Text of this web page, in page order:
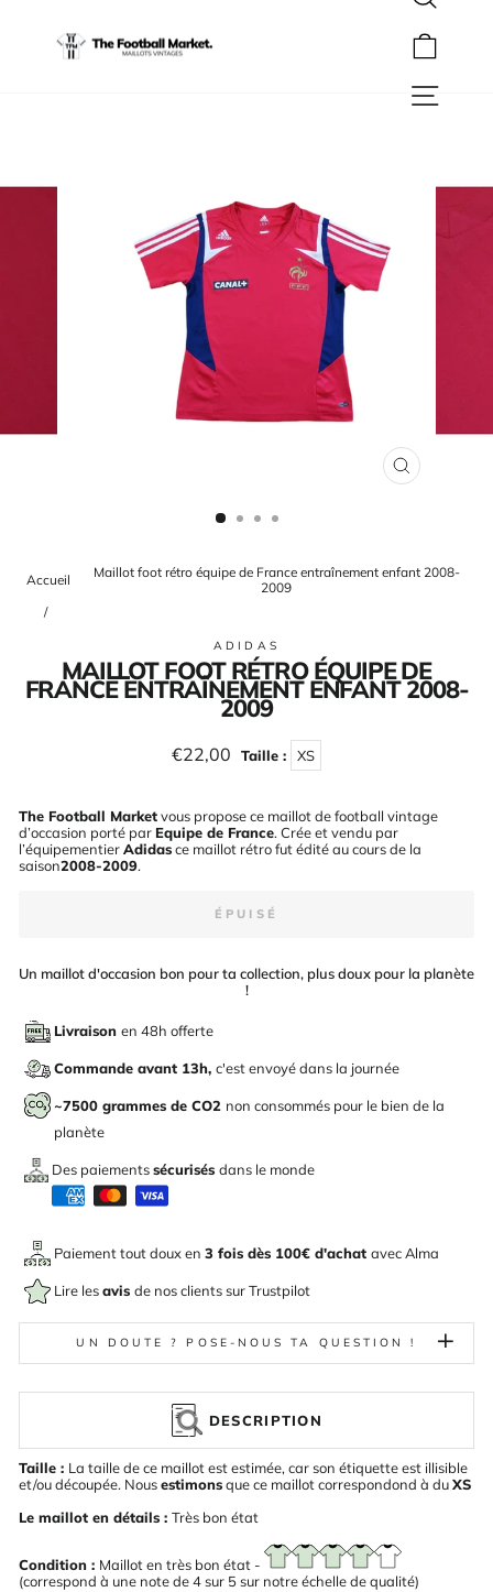
Rechercher
Navigation
FERMER
Accueil
/
Maillot foot rétro équipe de France entraînement enfant 2008-
2009
ADIDAS
MAILLOT FOOT RÉTRO ÉQUIPE DE
FRANCE ENTRAÎNEMENT ENFANT 2008-
2009
Prix
régulier
€22,00 Taille : XS
The Football Marketvous propose ce maillot de football vintage
d’occasion porté par Equipe de France. Crée et vendu par
l’équipementierAdidasce maillot rétro fut édité au cours de la
saison2008-2009.
ÉPUISÉ
Un maillot d'occasion bon pour ta collection, plus doux pour la planète
!
Livraison en 48h offerte
Commande avant 13h, c'est envoyé dans la journée
~7500 grammes de CO2 non consommés pour le bien de la
planète
Des paiementssécurisés dans le monde
Paiement tout doux en 3 fois dès 100€ d'achat avecAlma
Lire lesavis de nos clients sur Trustpilot
UN DOUTE ? POSE-NOUS TA QUESTION !
DESCRIPTION
Taille : La taille de ce maillot est estimée, car son étiquette est illisible
et/ou découpée. Nousestimonsque ce maillot correspondond à duXS
Le maillot en détails : Très bon état
Condition : Maillot en très bon état -
(correspond à une note de 4 sur 5 sur notre échelle de qualité)